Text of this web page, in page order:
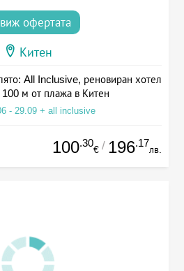
виж офертата
Китен
All Inclusive, реновиран хотел
м от плажа в Китен
- 29.09 + all inclusive
100.30
€ / 196.17
лв.